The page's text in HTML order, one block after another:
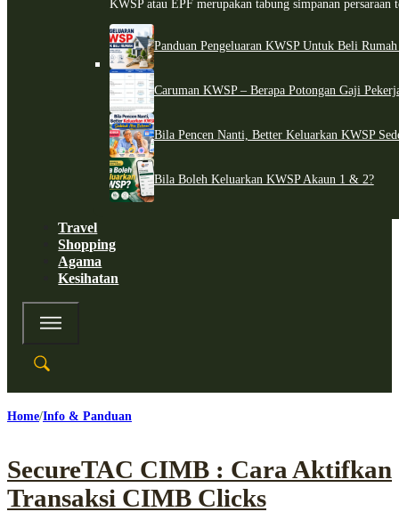
KWSP atau EPF merupakan tabung simpanan persaraan
Panduan Pengeluaran KWSP Untuk Beli
Caruman KWSP – Berapa Potongan Gaji
Bila Pencen Nanti, Better Keluarkan KWSP
Bila Boleh Keluarkan KWSP Akaun 1 & 2?
Travel
Shopping
Agama
Kesihatan
Home Info & Panduan
SecureTAC CIMB : Cara Aktifkan
Transaksi CIMB Clicks